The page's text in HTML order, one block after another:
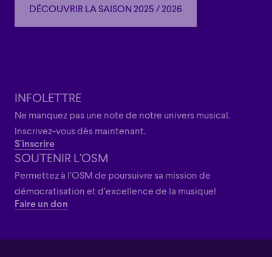
DÉCOUVRIR LA SAISON 2025 / 2026
DÉCOUVRIR LA SAISON 2025 / 2026
INFOLETTRE
Ne manquez pas une note de notre univers musical.
Inscrivez-vous dès maintenant.
S'inscrire
SOUTENIR L'OSM
Permettez à l’OSM de poursuivre sa mission de
démocratisation et d’excellence de la musique!
Faire un don